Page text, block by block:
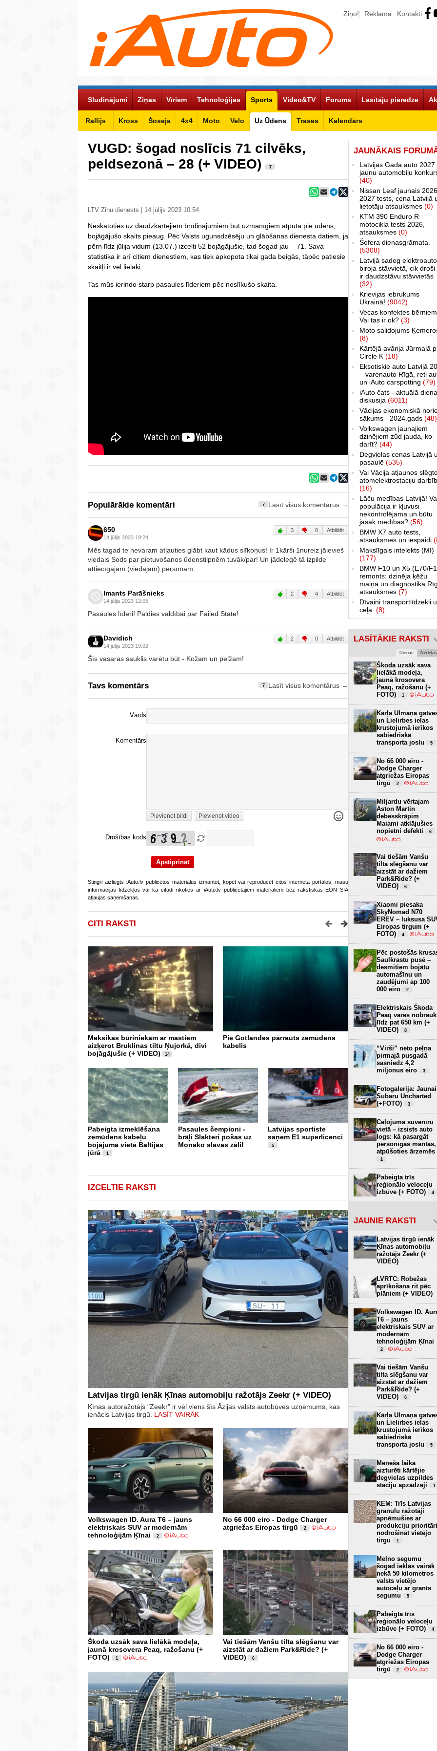
Ziņo! Reklāma Kontakti
Sludinājumi Ziņas Vīriem Tehnoloģijas Sports
Rallijs Kross Šoseja 4x4 Moto Velo Uz Ūdens Trases Kalendārs
Video&TV Forums Lasītāju pieredze
VUGD: šogad noslīcis 71 cilvēks,
peldsezonā – 28 (+ VIDEO)
7
LTV Ziņu dienests | 14.jūlijs 2023 10:54
Neskatoties uz daudzkārtējiem brīdinājumiem būt uzmanīgiem atpūtā pie ūdens,
bojāgājušo skaits pieaug. Pēc Valsts ugunsdzēsēju un glābšanas dienesta datiem, ja
pērn līdz jūlija vidum (13.07.) izcelti 52 bojāgājušie, tad šogad jau – 71. Sava
statistika ir arī citiem dienestiem, kas tiek apkopota tikai gada beigās, tāpēc patiesie
skaitļi ir vēl lielāki.
Tas mūs ierindo starp pasaules līderiem pēc noslīkušo skaita.
Populārākie komentāri 7 Lasīt visus komentārus →
650
14.jūlijs 2023 19:24
3 0 Atbildēt
Mēs tagad te nevaram atļauties glābt kaut kādus slīkoņus! Ir 1kārši 1nureiz jāievieš
viedais Sods par pietuvošanos ūdenstilpnēm tuvāk/par! Un jādeleģē tā izpilde
attiecīgajām (viedajām) personām.
Imants Parāšnieks
14.jūlijs 2023 12:05
2 4 Atbildēt
Pasaules līderi! Paldies valdībai par Failed State!
Davidich
14.jūlijs 2023 19:02
2 0 Atbildēt
Šīs vasaras sauklis varētu būt - Kožam un pelžam!
Tavs komentārs 7 Lasīt visus komentārus →
Vārds
Komentārs
Pievienot bildi Pievienot video
Drošības kods
Stingri aizliegts iAuto.lv publicētos materiālus izmantot, kopēt vai reproducēt citos interneta portālos, masu
informācijas līdzekļos vai kā citādi rīkoties ar iAuto.lv publicētajiem materiāliem bez rakstiskas EON SIA
atļaujas saņemšanas.
CITI RAKSTI
Meksikas buriniekam ar mastiem
aizķerot Bruklinas tiltu Ņujorkā, divi
bojāgājušie (+ VIDEO)
14
Pie Gotlandes pārrauts zemūdens
kabelis
Pabeigta izmeklēšana
zemūdens kabeļu
bojājuma vietā Baltijas
jūrā
1
Pasaules čempioni -
brāļi Slakteri pošas uz
Monako slavas zāli!
Latvijas sportiste
saņem E1 superlicenci
5
Nils Slakteris -
Gada sportists ūdens
2023!!
Latvijas ātrumlaivu
piloti startē F2
pasaules čempionātā
IZCELTIE RAKSTI
Latvijas tirgū ienāk Ķīnas automobiļu ražotājs Zeekr (+ VIDEO)
Ķīnas autoražotājs "Zeekr" ir vēl viens šīs Āzijas valsts autobūves uzņēmums, kas
ienācis Latvijas tirgū. LASĪT VAIRĀK
Volkswagen ID. Aura T6 – jauns
elektriskais SUV ar modernām
tehnoloģijām Ķīnai
2
No 66 000 eiro - Dodge Charger
atgriežas Eiropas tirgū
2
Škoda uzsāk sava lielākā modeļa,
jaunā krosovera Peaq, ražošanu (+
FOTO)
1
Vai tiešām Vanšu tilta slēgšanu var
aizstāt ar dažiem Park&Ride? (+
VIDEO)
6
JAUNĀKAIS
Latvijas Gada auto 2027
jaunu automobiļu
(40)
Nissan Leaf jaunais
2027 tests, cena Latvijā
lietotāju atsauksmes (0)
KTM 390 Enduro R
motocikla tests 2026,
atsauksmes (0)
Šofera dienasgrāmata.
(5308)
Latvijā sadeg elektroauto
biroja stāvvietā, cik droši
ir daudzstāvu stāvvietās
(32)
Krievijas iebrukums
Ukrainā! (9042)
Vecas konfektes
Vai tas ir ok? (3)
Moto salidojums
(8)
Kārtējā avārija Jūrmalā
Circle K (18)
Eksotiskie auto Latvijā
– varenauto Rīgā, reti
un iAuto carspotting (79)
iAuto čats - aktuālā
diskusija (6011)
Vācijas ekonomiskā
sākums - 2024.gads (48)
Volkswagen jaunajiem
dzinējiem zūd jauda, ko
darīt? (44)
Degvielas cenas Latvijā
pasaulē (535)
Vai Vācija atjaunos
atomelektrostaciju
(16)
Lāču medības Latvijā!
populācija ir kļuvusi
nekontrolējama un būtu
jāsāk medības? (56)
BMW X7 auto tests,
atsauksmes un iespaidi
Makslīgais intelekts (MI)
(177)
BMW F10 un X5 (E70/
remonts: dzinēja ķēžu
maiņa un diagnostika
atsauksmes (7)
Dīvaini transportlīdzekļi
ceļa. (8)
LASĪTĀKIE RAKSTI
Dienas Nedēļas
Škoda uzsāk sava
lielākā modeļa,
jaunā krosovera
Peaq, ražošanu (+
FOTO)
1
Kārļa Ulmaņa
un Lielirbes ielas
krustojumā ierīkos
sabiedriskā
transporta joslu
5
No 66 000 eiro -
Dodge Charger
atgriežas Eiropas
tirgū
2
Miljardu vērtajam
Aston Martin
debesskrāpim
Maiami atklājušies
nopietni defekti
6
Vai tiešām Vanšu
tilta slēgšanu var
aizstāt ar dažiem
Park&Ride? (+
VIDEO)
6
Xiaomi piesaka
SkyNomad N70
EREV – luksusa
Eiropas tirgum (+
FOTO)
4
Pēc postošās
Saulkrastu pusē –
desmitiem bojātu
automašīnu un
zaudējumi ap 100
000 eiro
2
Elektriskais Škoda
Peaq varēs
līdz pat 650 km (+
VIDEO)
8
“Virši” neto peļņa
pirmajā pusgadā
sasniedz 4,2
miljonus eiro
3
Fotogalerija:
Subaru Uncharted
(+FOTO)
3
Ceļojuma suvenīru
vietā – izsists auto
logs: kā pasargāt
personīgās mantas,
atpūšoties ārzemēs
1
Pabeigta trīs
reģionālo veloceļu
izbūve (+ FOTO)
4
JAUNIE RAKSTI
Latvijas tirgū ienāk
Ķīnas automobiļu
ražotājs Zeekr (+
VIDEO)
LVRTC: Robežas
aprīkošana rit pēc
plāniem (+ VIDEO)
Volkswagen ID.
T6 – jauns
elektriskais SUV ar
modernām
tehnoloģijām Ķīnai
2
Vai tiešām Vanšu
tilta slēgšanu var
aizstāt ar dažiem
Park&Ride? (+
VIDEO)
6
Kārļa Ulmaņa
un Lielirbes ielas
krustojumā ierīkos
sabiedriskā
transporta joslu
5
Mēneša laikā
aizturēti kārtējie
degvielas uzpildes
staciju apzadzēji
1
KEM: Trīs Latvijas
granulu ražotāji
apņēmušies ar
produkciju prioritāri
nodrošināt vietējo
tirgu
1
Melno segumu
šogad ieklās vairāk
nekā 50 kilometros
valsts vietējo
autoceļu ar grants
segumu
5
Pabeigta trīs
reģionālo veloceļu
izbūve (+ FOTO)
4
No 66 000 eiro -
Dodge Charger
atgriežas Eiropas
tirgū
2